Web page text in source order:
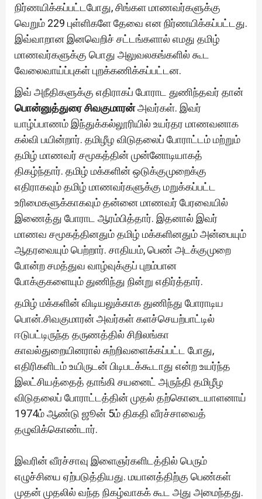
நிர்ணயிக்கப்பட்டபோது, சிங்கள மாணவர்களுக்கு
வெறும் 229 புள்ளிகளே தேவை என நிர்ணயிக்கப்பட்டது.
இவ்வாறான இனவெறிச் சட்டங்களால் எமது தமிழ்
மாணவர்களுக்கு பொது அலுவலகங்களில் கூட
வேலைவாய்ப்புகள் புறக்கணிக்கப்பட்டன.
இவ் அநீதிகளுக்கு எதிராகப் போராட துணிந்தவர் தான்
பொன்னுத்துரை சிவகுமாரன்அவர்கள். இவர்
யாழ்ப்பாணம் இந்துக்கல்லூரியில் உயர்தர மாணவனாக
கல்வி பயின்றார். தமிழீழ விடுதலைப் போராட்டம் மற்றும்
தமிழ் மாணவர் சமூகத்தின் முன்னோடியாகத்
திகழ்ந்தார். தமிழ் மக்களின் ஒடுக்குமுறைக்கு
எதிராகவும் தமிழ் மாணவர்களுக்கு மறுக்கப்பட்ட
உரிமைகளுக்காகவும் தன்னை மாணவர் பேரவையில்
இணைத்து போராட ஆரம்பித்தார். இதனால் இவர்
மாணவ சமூகத்தினதும் தமிழ் மக்களினதும் அன்பையும்
ஆதரவையும் பெற்றார். சாதியம், பெண் அடக்குமுறை
போன்ற சமத்துவ வாழ்வுக்குப் புறம்பான
போக்குகளையும் துணிந்து நின்று எதிர்த்தார்.
தமிழ் மக்களின் விடியலுக்காக துணிந்து போராடிய
பொன்.சிவகுமாரன் அவர்கள் களச்செயற்பாட்டில்
ஈடுபட்டிருந்த தருணத்தில் சிறிலங்கா
காவல்துறையினரால் சுற்றிவளைக்கப்பட்ட போது,
எதிரிகளிடம் உயிருடன் பிடிபடக்கூடாது என்ற உயர்ந்த
இலட்சியத்தைத் தாங்கி சயனைட் அருந்தி தமிழீழ
விடுதலைப் போராட்டத்தின் முதல் தற்கொடையாளனாய்
1974ம் ஆண்டு ஜூன் 5ம் திகதி வீரச்சாவைத்
தழுவிக்கொண்டார்.
இவரின் வீரச்சாவு இளைஞர்களிடத்தில் பெரும்
எழுச்சியை ஏற்படுத்தியது. மயானத்திற்கு பெண்கள்
முதன் முதலில் வந்த நிகழ்வாகக் கூட அது அமைந்தது.